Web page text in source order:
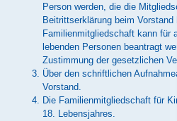
Person werden, die die
Beitrittserklärung beim Vorstand
Familienmitgliedschaft kann für
lebenden Personen beantragt
Zustimmung der gesetzlichen
Über den schriftlichen
Vorstand.
Die Familienmitgliedschaft für
18. Lebensjahres.